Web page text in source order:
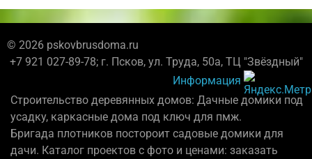
© 2026 pskovbrusdoma.ru
+7 921 027-89-78; г. Псков, ул. Труда, 50а, ТЦ "Звёздный"
Информация
Строительство деревянных домов: Дачные домики под
усадку, каркасные дома под ключ для пмж.
Бригада плотников постороит садовые домики для
дачи. Каталог проектов с фото и ценами: заказать